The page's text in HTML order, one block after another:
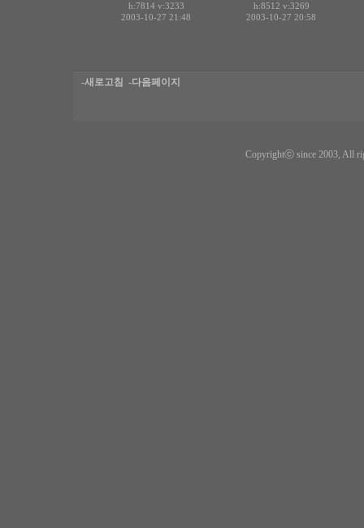
h:7814 v:3233
2003-10-27 21:48
h:8512 v:3269
2003-10-27 20:58
-새로고침 -다음페이지
Copyrightⓒ since 2003, All